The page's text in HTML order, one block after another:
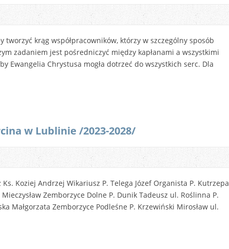
krąg współpracowników, którzy w szczególny sposób
zadaniem jest pośredniczyć między kapłanami a wszystkimi
Chrystusa mogła dotrzeć do wszyst­kich serc. Dla
w Lublinie /2023-2028/
Koziej Andrzej Wikariusz P. Telega Józef Organista P. Kutrzepa
Zemborzyce Dolne P. Dunik Tadeusz ul. Roślinna P.
Małgorzata Zemborzyce Podleśne P. Krzewiński Mirosław ul.